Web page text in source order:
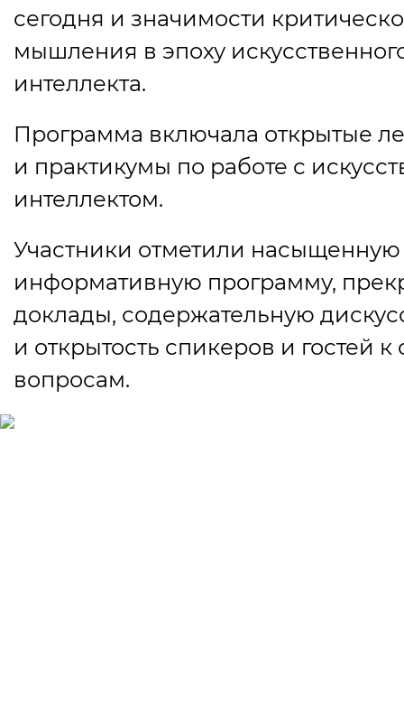
сегодня и значимости
мышления в эпоху
интеллекта.
Программа включала открытые
и практикумы по работе с
интеллектом.
Участники отметили насыщенную
информативную программу,
доклады, содержательную
и открытость спикеров и гостей
вопросам.